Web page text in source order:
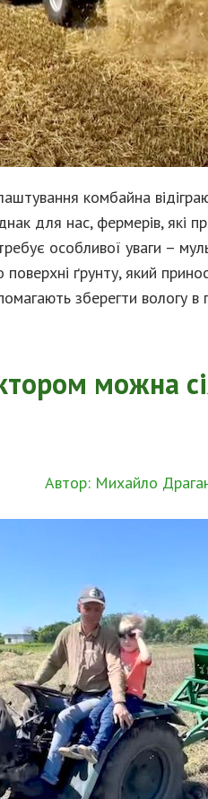
комбайна
для нас, фермерів,
особливої уваги –
ґрунту, який
зберегти вологу в
можна
Автор: Михайло